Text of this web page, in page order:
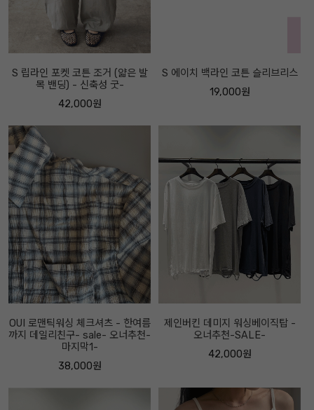
S 립라인 포켓 코튼 조거 (얇은 발
목 밴딩) - 신축성 굿-
42,000원
S 에이치 백라인 코튼 슬리브리스
19,000원
OUI 로맨틱워싱 체크셔츠 - 한여름
까지 데일리친구- sale- 오너추천-
마지막1-
38,000원
제인버킨 데미지 워싱베이직탑 -
오너추천-SALE-
42,000원